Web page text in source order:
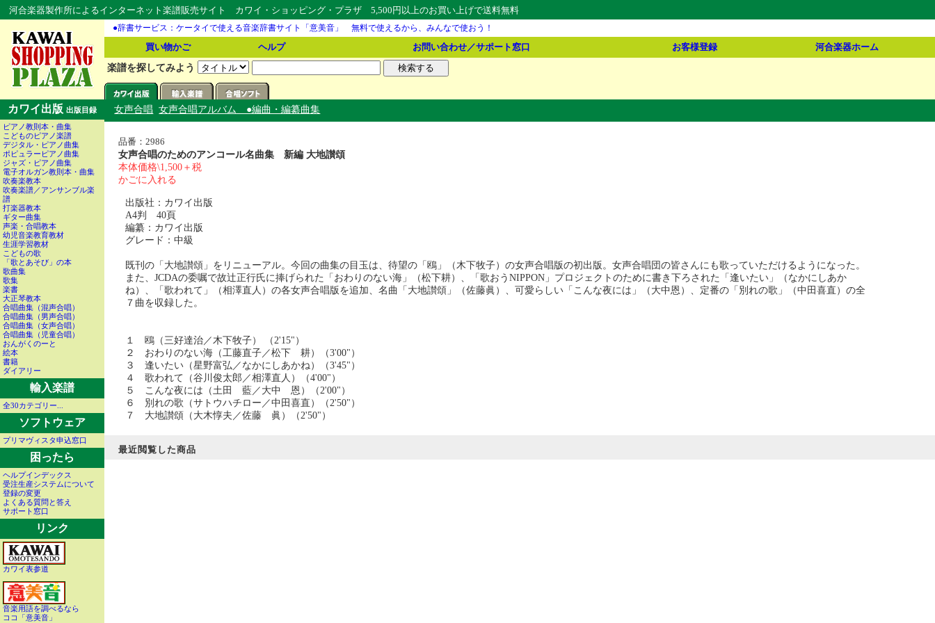
河合楽器製作所によるインターネット楽譜販売サイト カワイ・ショッピング・プラザ 5,500円以上のお買い上げで送料無料
●辞書サービス：ケータイで使える音楽辞書サイト「意美音」 無料で使えるから、みんなで使おう！
買い物かご ヘルプ お問い合わせ／サポート窓口 お客様登録 河合楽器ホーム
楽譜を探してみよう
カワイ出版 出版目録
ピアノ教則本・曲集
こどものピアノ楽譜
デジタル・ピアノ曲集
ポピュラーピアノ曲集
ジャズ・ピアノ曲集
電子オルガン教則本・曲集
吹奏楽教本
吹奏楽譜／アンサンブル楽
譜
打楽器教本
ギター曲集
声楽・合唱教本
幼児音楽教育教材
生涯学習教材
こどもの歌
「歌とあそび」の本
歌曲集
歌集
楽書
大正琴教本
合唱曲集（混声合唱）
合唱曲集（男声合唱）
合唱曲集（女声合唱）
合唱曲集（児童合唱）
おんがくのーと
絵本
書籍
ダイアリー
輸入楽譜
全30カテゴリー...
ソフトウェア
プリマヴィスタ申込窓口
困ったら
ヘルプインデックス
受注生産システムについて
登録の変更
よくある質問と答え
サポート窓口
リンク
カワイ表参道
音楽用語を調べるなら
ココ「意美音」
女声合唱 女声合唱アルバム ●編曲・編纂曲集
品番：2986
女声合唱のためのアンコール名曲集 新編 大地讃頌
本体価格\1,500＋税
かごに入れる
出版社：カワイ出版
A4判 40頁
編纂：カワイ出版
グレード：中級
既刊の「大地讃頌」をリニューアル。今回の曲集の目玉は、待望の「鴎」（木下牧子）の女声合唱版の初出版。女声合唱団の皆さんにも歌っていただけるようになった。
また、JCDAの委嘱で故辻正行氏に捧げられた「おわりのない海」（松下耕）、「歌おうNIPPON」プロジェクトのために書き下ろされた「逢いたい」（なかにしあか
ね）、「歌われて」（相澤直人）の各女声合唱版を追加、名曲「大地讃頌」（佐藤眞）、可愛らしい「こんな夜には」（大中恩）、定番の「別れの歌」（中田喜直）の全
７曲を収録した。
１ 鴎（三好達治／木下牧子） （2'15"）
２ おわりのない海（工藤直子／松下 耕）（3'00"）
３ 逢いたい（星野富弘／なかにしあかね）（3'45"）
４ 歌われて（谷川俊太郎／相澤直人）（4'00"）
５ こんな夜には（土田 藍／大中 恩）（2'00"）
６ 別れの歌（サトウハチロー／中田喜直）（2'50"）
７ 大地讃頌（大木惇夫／佐藤 眞）（2'50"）
最近閲覧した商品